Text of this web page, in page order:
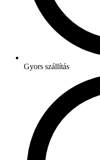
Gyors szállítás